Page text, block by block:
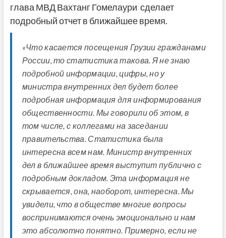
глава МВД Вахтанг Гомелаури сделает
подробный отчет в ближайшее время.
«Что касается посещения Грузии гражданами
России, то статистика такова. Я не знаю
подробной информации, цифры, но у
министра внутренних дел будет более
подробная информация для информирования
общественности. Мы говорили об этом, в
том числе, с коллегами на заседании
правительства. Статистика была
интересна всем нам. Министр внутренних
дел в ближайшее время выступит публично с
подробным докладом. Эта информация не
скрывается, она, наоборот, интересна. Мы
увидели, что в обществе многие вопросы
воспринимаются очень эмоционально и нам
это абсолютно понятно. Примерно, если не